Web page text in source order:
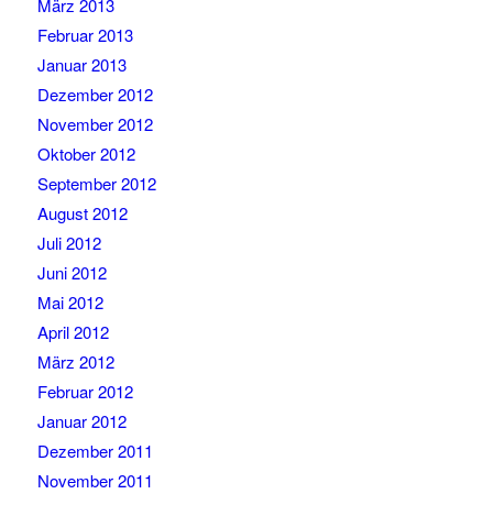
März 2013
Februar 2013
Januar 2013
Dezember 2012
November 2012
Oktober 2012
September 2012
August 2012
Juli 2012
Juni 2012
Mai 2012
April 2012
März 2012
Februar 2012
Januar 2012
Dezember 2011
November 2011